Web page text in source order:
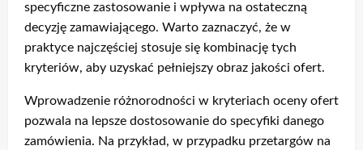
specyficzne zastosowanie i wpływa na ostateczną
decyzję zamawiającego. Warto zaznaczyć, że w
praktyce najczęściej stosuje się kombinację tych
kryteriów, aby uzyskać pełniejszy obraz jakości ofert.
Wprowadzenie różnorodności w kryteriach oceny ofert
pozwala na lepsze dostosowanie do specyfiki danego
zamówienia. Na przykład, w przypadku przetargów na